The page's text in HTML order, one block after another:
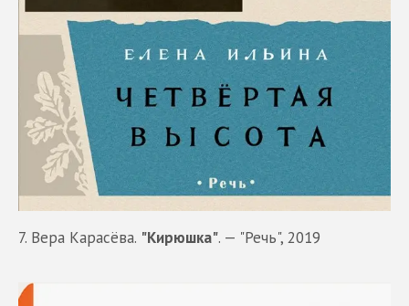
7. Вера Карасёва. "Кирюшка". — "Речь", 2019